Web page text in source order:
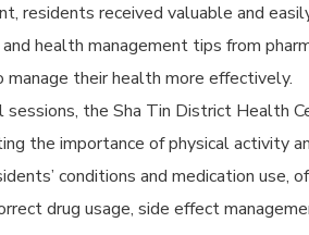
residents received valuable and
health management tips from
their health more effectively.
sessions, the Sha Tin District Health
the importance of physical activity
conditions and medication use,
drug usage, side effect